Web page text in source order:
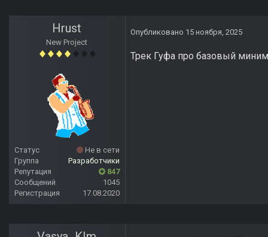
Hrust
New Project
Статус
Не в сети
Группа
Разработчики
Репутация
847
Сообщений
1045
Регистрация
17.08.2020
Опубликовано 15 ноября, 2025
Трек Гуфа про базовый